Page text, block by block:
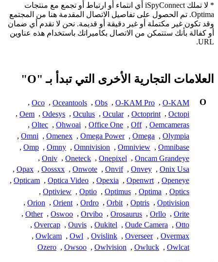
* لا تملك iSpyConnect أي انتماء أو ارتباط أو تجمع مع منتجات
Optima. تم الحصول على تفاصيل الاتصال المقدمة هنا من المجتمع
وقد تكون غير مكتملة أو غير دقيقة أو قديمة. نحن لا نقدم أي ضمان
أو كفالة بأنك ستتمكن من الاتصال بكاميراتك باستخدام هذه عناوين
URL.
العلامات التجارية الأخرى التي تبدأ بـ "O"
O
O-KAM
,
O-KAM Pro
,
Obs
,
Oceantools
,
Oco
,
Octopi
,
Octoprint
,
Ocular
,
Oculus
,
Odesys
,
Oem
,
Oemcameras
,
Off
,
Office One
,
Ohwoai
,
Oltec
,
Olympia
,
Omega
,
Omega Power
,
Omenex
,
Omni
,
Omnibase
,
Omniview
,
Omnivision
,
Omny
,
Omp
,
Oncam Grandeye
,
Onepixel
,
Oneteck
,
Oniv
,
Onix Usa
,
Onvey
,
Onvif
,
Onwote
,
Oossxx
,
Opax
,
Openeye
,
Openwrt
,
Opexia
,
Optica Video
,
Opticam
,
Optics
,
Optima
,
Optimus
,
Optio
,
Optiview
,
Optivision
,
Optris
,
Orbit
,
Ordro
,
Orient
,
Orion
,
Orite
,
Orllo
,
Orosaurus
,
Orvibo
,
Oswoo
,
Other
,
Otto
,
Oude Camera
,
Oukitel
,
Ouvis
,
Overcap
,
Overmax
,
Overseer
,
Ovislink
,
Owl
,
Owlcam
,
Owlcat
,
Owluck
,
Owlvision
,
Owsoo
,
Ozero